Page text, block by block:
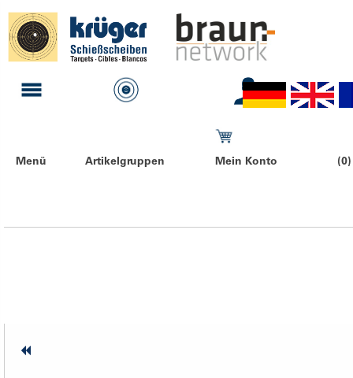
Menü Artikelgruppen Mein Konto